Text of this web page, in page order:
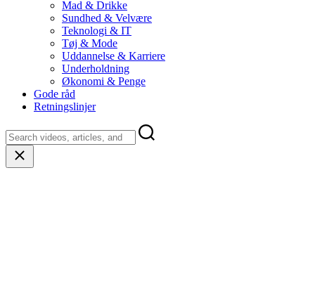
Mad & Drikke
Sundhed & Velvære
Teknologi & IT
Tøj & Mode
Uddannelse & Karriere
Underholdning
Økonomi & Penge
Gode råd
Retningslinjer
Close
search